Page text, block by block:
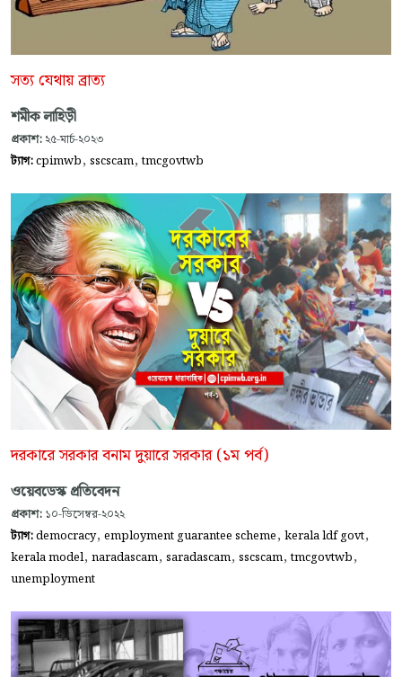
সত্য যেথায় ব্রাত্য
শমীক লাহিড়ী
প্রকাশ: ২৫-মার্চ-২০২৩
ট্যাগ:cpimwb, sscscam,tmcgovtwb
দরকারে সরকার বনাম দুয়ারে সরকার (১ম পর্ব)
ওয়েবডেস্ক প্রতিবেদন
প্রকাশ: ১০-ডিসেম্বর-২০২২
ট্যাগ:democracy, employment guarantee scheme, kerala ldf govt,
kerala model, naradascam, saradascam, sscscam,tmcgovtwb,
unemployment